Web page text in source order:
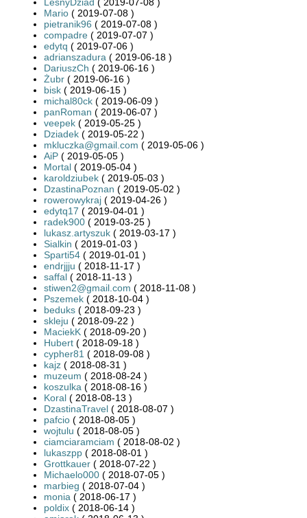
Mario ( 2019-07-08 )
pietranik96 ( 2019-07-08 )
compadre ( 2019-07-07 )
edytq ( 2019-07-06 )
adrianszadura ( 2019-06-18 )
DariuszCh ( 2019-06-16 )
Żubr ( 2019-06-16 )
bisk ( 2019-06-15 )
michal80ck ( 2019-06-09 )
panRoman ( 2019-06-07 )
veepek ( 2019-05-25 )
Dziadek ( 2019-05-22 )
mkluczka@gmail.com ( 2019-05-06 )
AiP ( 2019-05-05 )
Mortal ( 2019-05-04 )
karoldziubek ( 2019-05-03 )
DzastinaPoznan ( 2019-05-02 )
rowerowykraj ( 2019-04-26 )
edytq17 ( 2019-04-01 )
radek900 ( 2019-03-25 )
lukasz.artyszuk ( 2019-03-17 )
Sialkin ( 2019-01-03 )
Sparti54 ( 2019-01-01 )
endrjjju ( 2018-11-17 )
saffal ( 2018-11-13 )
stiwen2@gmail.com ( 2018-11-08 )
Pszemek ( 2018-10-04 )
beduks ( 2018-09-23 )
skleju ( 2018-09-22 )
MaciekK ( 2018-09-20 )
Hubert ( 2018-09-18 )
cypher81 ( 2018-09-08 )
kajz ( 2018-08-31 )
muzeum ( 2018-08-24 )
koszulka ( 2018-08-16 )
Koral ( 2018-08-13 )
DzastinaTravel ( 2018-08-07 )
pafcio ( 2018-08-05 )
wojtulu ( 2018-08-05 )
ciamciaramciam ( 2018-08-02 )
lukaszpp ( 2018-08-01 )
Grottkauer ( 2018-07-22 )
Michaelo000 ( 2018-07-05 )
marbieg ( 2018-07-04 )
monia ( 2018-06-17 )
poldix ( 2018-06-14 )